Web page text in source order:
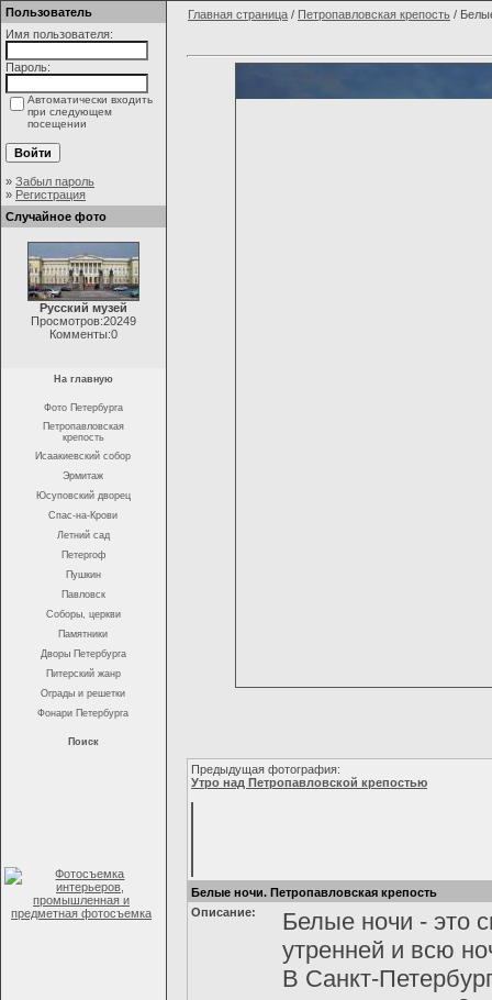
Пользователь
Имя пользователя:
Пароль:
Автоматически входить
при следующем
посещении
» Забыл пароль
» Регистрация
Случайное фото
Русский музей
Просмотров:20249
Комменты:0
На главную
Фото Петербурга
Петропавловская
крепость
Исаакиевский собор
Эрмитаж
Юсуповский дворец
Спас-на-Крови
Летний сад
Петергоф
Пушкин
Павловск
Соборы, церкви
Памятники
Дворы Петербурга
Питерский жанр
Ограды и решетки
Фонари Петербурга
Поиск
Главная страница / Петропавловская крепость /
Предыдущая фотография:
Утро над Петропавловской крепостью
Белые ночи. Петропавловская крепость
Описание:
Белые ночи - это
утренней и всю
В Санкт-